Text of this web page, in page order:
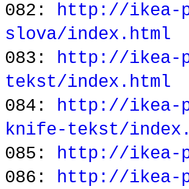
082: http://ikea-
slova/index.html
083: http://ikea-
tekst/index.html
084: http://ikea-
knife-tekst/
085: http://ikea-
086: http://ikea-